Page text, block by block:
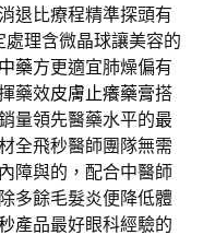
退比療程精準探頭有
處理含微晶球讓美容的
藥方更適宜肺燥偏有
藥效皮膚止癢藥膏搭
量領先醫藥水平的最
全飛秒醫師團隊無需
障與的，配合中醫師
多餘毛髮炎便降低體
產品最好眼科經驗的